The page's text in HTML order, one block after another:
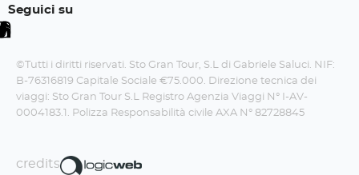
Seguici su
©Tutti i diritti riservati. Sto Gran Tour, S.L di Gabriele Saluci. NIF:
B-76316819 Capitale Sociale €75.000. Direzione tecnica dei
viaggi: Sto Gran Tour S.L Registro Agenzia Viaggi N° I-AV-
0004183.1. Polizza Responsabilità civile AXA N° 82728845
credits